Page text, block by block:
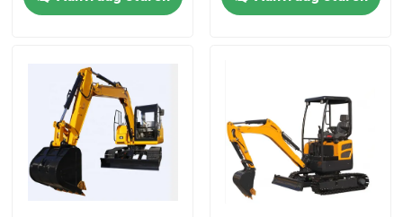
Verzoek om een Citaat
Wegenbouwmachines